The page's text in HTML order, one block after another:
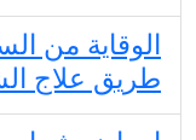
الوقاية من
طريق علاج